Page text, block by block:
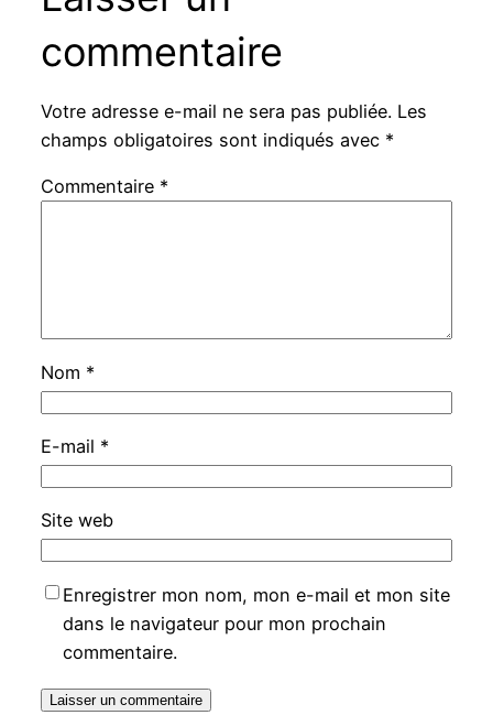
commentaire
Votre adresse e-mail ne sera pas publiée. Les
champs obligatoires sont indiqués avec *
Commentaire *
Nom *
E-mail *
Site web
Enregistrer mon nom, mon e-mail et mon site
dans le navigateur pour mon prochain
commentaire.